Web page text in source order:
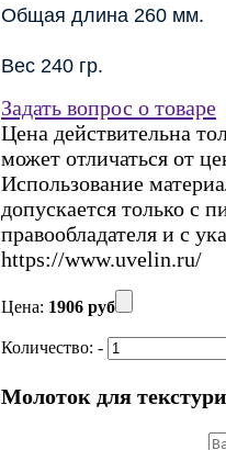
Общая длина 260 мм.
Вес 240 гр.
Задать вопрос о товаре
Цена действительна
может отличаться от
Использование
допускается только с
правообладателя и с
https://www.uvelin.ru/
Цена: 1906 руб
Количество: -
Молоток для